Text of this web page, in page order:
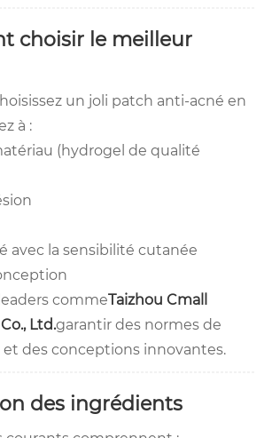
choisir le meilleur
un joli patch anti-acné en
à :
(hydrogel de qualité
avec la sensibilité cutanée
commeTaizhou Cmall
Ltd.garantir des normes de
des conceptions innovantes.
des ingrédients